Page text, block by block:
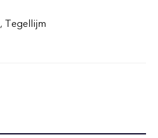
, Tegellijm